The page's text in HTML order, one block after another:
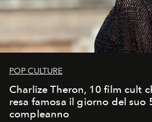
POP CULTURE
Charlize Theron, 10 film cult
resa famosa il giorno del suo
compleanno